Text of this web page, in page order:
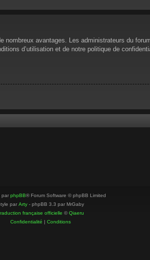
avantages. Les administrateurs du
d’utilisation et de notre politique de
par phpBB® Forum Software © phpBB Limited
par Arty - phpBB 3.3 par MrGaby
française officielle ©Qiaeru
Confidentialité | Conditions